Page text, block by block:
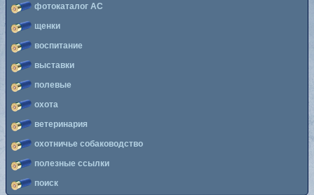
фотокаталог АС
щенки
воспитание
выставки
полевые
охота
ветеринария
охотничье собаководство
полезные ссылки
поиск